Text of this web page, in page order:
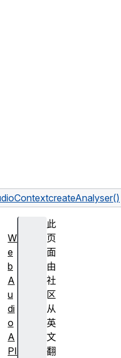
createAnalyser()
此
页
面
由
社
区
从
英
文
翻
W
e
b
A
u
di
o
A
PI